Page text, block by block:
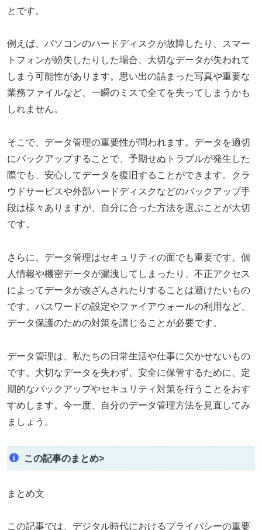
とです。
例えば、パソコンのハードディスクが故障したり、スマー
トフォンが紛失したりした場合、大切なデータが失われて
しまう可能性があります。思い出の詰まった写真や重要な
業務ファイルなど、一瞬のミスで全てを失ってしまうかも
しれません。
そこで、データ管理の重要性が問われます。データを適切
にバックアップすることで、予期せぬトラブルが発生した
際でも、安心してデータを復旧することができます。クラ
ウドサービスや外部ハードディスクなどのバックアップ手
段は様々ありますが、自分に合った方法を選ぶことが大切
です。
さらに、データ管理はセキュリティの面でも重要です。個
人情報や機密データが漏洩してしまったり、不正アクセス
によってデータが改ざんされたりすることは避けたいもの
です。パスワードの設定やファイアウォールの利用など、
データ保護のための対策を講じることが必要です。
データ管理は、私たちの日常生活や仕事に欠かせないもの
です。大切なデータを失わず、安全に保管するために、定
期的なバックアップやセキュリティ対策を行うことをおす
すめします。今一度、自分のデータ管理方法を見直してみ
ましょう。
この記事のまとめ>
まとめ文
この記事では、デジタル時代におけるプライバシーの重要